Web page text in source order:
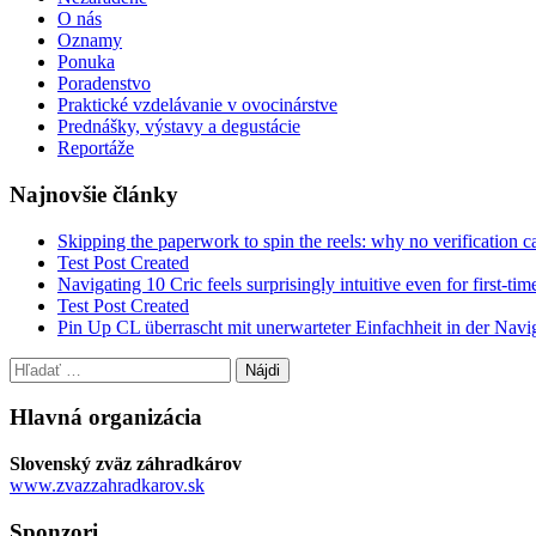
O nás
Oznamy
Ponuka
Poradenstvo
Praktické vzdelávanie v ovocinárstve
Prednášky, výstavy a degustácie
Reportáže
Najnovšie články
Skipping the paperwork to spin the reels: why no verification
Test Post Created
Navigating 10 Cric feels surprisingly intuitive even for first-
Test Post Created
Pin Up CL überrascht mit unerwarteter Einfachheit in der
Hľadať:
Hlavná organizácia
Slovenský zväz záhradkárov
www.zvazzahradkarov.sk